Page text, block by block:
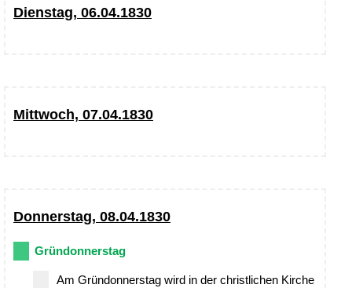
Dienstag, 06.04.1830
Mittwoch, 07.04.1830
Donnerstag, 08.04.1830
Gründonnerstag
Am Gründonnerstag wird in der christlichen Kirche